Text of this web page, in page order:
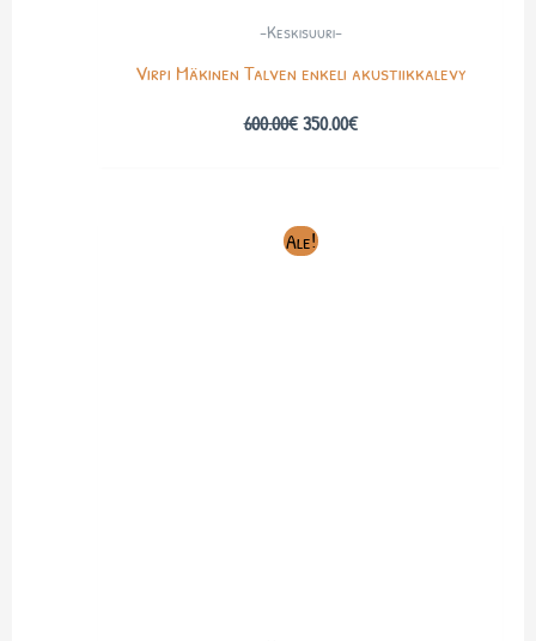
-Keskisuuri-
Virpi Mäkinen Talven enkeli akustiikkalevy
600.00€ 350.00€
Ale!Alkuperäinen
hinta